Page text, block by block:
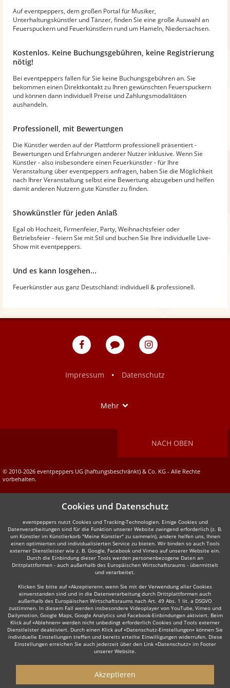
Auf eventpeppers, dem großen Portal für Musiker,
Unterhaltungskünstler und Tänzer, finden Sie eine große Auswahl an
Feuerspuckern und Feuerkünstlern rund um Hameln, Niedersachsen.
Kostenlos. Keine Buchungsgebühren, keine Registrierung
nötig!
Bei eventpeppers fallen für Sie keine Buchungsgebühren an. Sie
bekommen einen Direktkontakt zu Ihren gewünschten Feuerspuckern
und können dann individuell Preise und Zahlungsmodalitäten
aushandeln.
Professionell, mit Bewertungen
Die Künstler werden auf der Plattform professionell präsentiert -
Bewertungen und Erfahrungen anderer Nutzer inklusive. Wenn Sie
Künstler - also insbesondere einen Feuerkünstler - für Ihre
Veranstaltung über eventpeppers anfragen, haben Sie die Möglichkeit
nach Ihrer Veranstaltung selbst eine Bewertung abzugeben und helfen
damit anderen Nutzern gute Künstler zu finden.
Showkünstler für jeden Anlaß
Egal ob Hochzeit, Firmenfeier, Party, Weihnachtsfeier oder
Betriebsfeier - feiern Sie mit Stil und buchen Sie Ihre individuelle Live-
Show mit eventpeppers.
Und es kann losgehen...
Feuerkünstler aus ganz Deutschland: individuell & professionell.
eventpeppers
Blog
eventpeppers
Impressum
• Datenschutz
Mehr
NACH OBEN
© 2010-2026 eventpeppers UG (haftungsbeschränkt) & Co. KG - Alle Rechte
vorbehalten.
Cookies und Datenschutz
eventpeppers nutzt Cookies und Tracking-Technologien. Einige Cookies und
Datenverarbeitungen sind für die Funktion unserer Website zwingend erforderlich (z. B.
um Künstler im Künstlerkorb "Meine Künstler" zu sammeln), andere helfen uns, Ihnen
einen optimierten und individualisierten Service zu bieten. Wir binden so auch Tools
externer Dienstleister wie z. B. Google, Facebook und Vimeo auf unserer Website ein.
Durch die Einbindung dieser Tools werden personenbezogene Daten an
Drittplattformen - auch außerhalb des Europäischen Wirtschaftsraums - übermittelt
und verarbeitet.
Klicken Sie bitte auf «Akzeptieren», wenn Sie mit der Verwendung aller Cookies
einverstanden sind und in die Datenverarbeitung durch Drittplattformen auch
außerhalb des Europäischen Wirtschaftsraums nach Art. 49 Abs. 1 lit. a DSGVO
zustimmen. In diesem Fall werden insbesondere Videoplayer von YouTube, Vimeo und
Dailymotion, Google Maps, Google Analytics und Facebook-Einbindungen aktiviert. Beim
Klick auf «Ablehnen» werden nicht unbedingt erforderlich Cookies und Tools externer
Dienstleister deaktiviert. Durch einen Klick auf «Datenschutz-Einstellungen» können Sie
individuelle Einstellungen treffen und bereits erteilte Einwilligungen widerrufen. Diese
Einstellungen erreichen Sie auch jederzeit über den Link «Datenschutz» im Footer
unserer Website.
Akzeptieren